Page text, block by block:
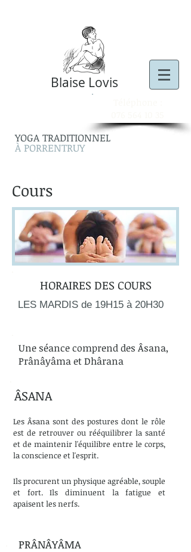
Blaise Lovis
YOGA TRADITIONNEL
À PORRENTRUY
Cours
HORAIRES DES COURS
LES MARDIS de 19H15 à 20H30
Une séance comprend des Âsana,
Prânâyâma et Dhârana
ÂSANA
Les Âsana sont des postures dont le rôle
est de retrouver ou rééquilibrer la santé
et de maintenir l'équilibre entre le corps,
la conscience et l'esprit.
Ils procurent un physique agréable, souple
et fort. Ils diminuent la fatigue et
apaisent les nerfs.
PRÂNÂYÂMA